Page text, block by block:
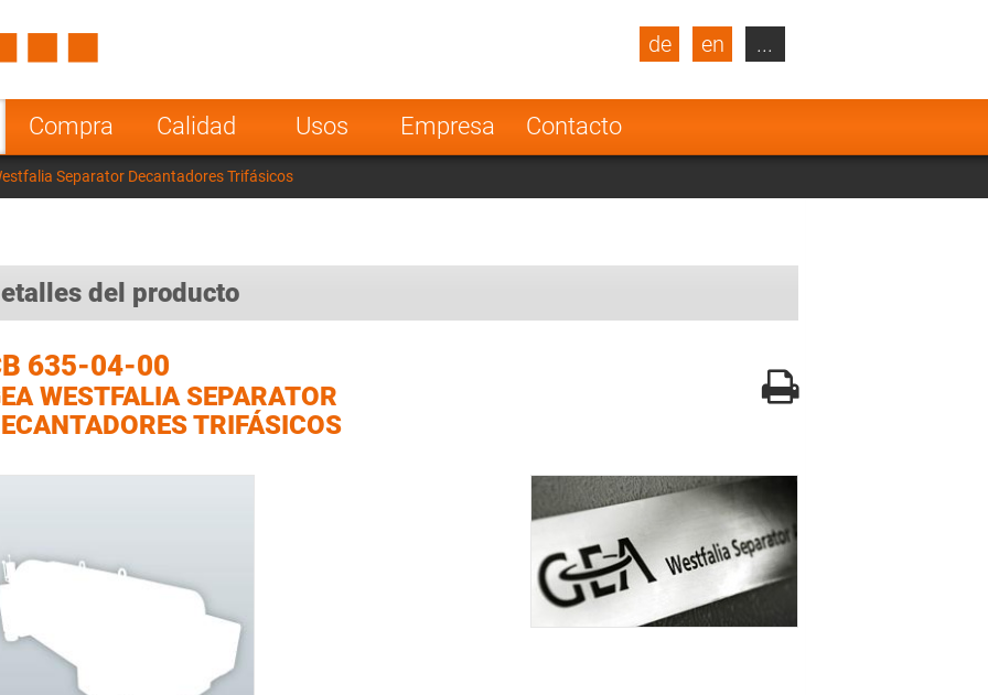
Compra Calidad Usos Empresa Contacto
de en
Turkey
Poland Norway
Netherlands
Greece
...
Separator Decantadores Trifásicos
del producto
635-04-00
WESTFALIA SEPARATOR
TRIFÁSICOS